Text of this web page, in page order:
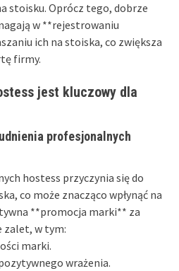
stoisku. Oprócz tego, dobrze
w **rejestrowaniu
ich na stoiska, co zwiększa
firmy.
jest kluczowy dla
profesjonalnych
hostess przyczynia się do
co może znacząco wpłynąć na
**promocja marki** za
zalet, w tym:
marki.
wrażenia.